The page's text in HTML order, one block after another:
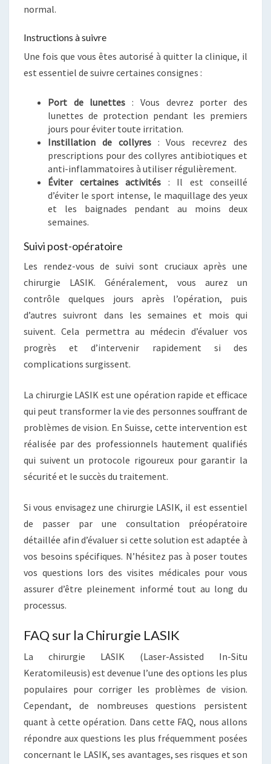
normal.
Instructions à suivre
Une fois que vous êtes autorisé à quitter la clinique, il
est essentiel de suivre certaines consignes :
Port de lunettes : Vous devrez porter des
lunettes de protection pendant les premiers
jours pour éviter toute irritation.
Instillation de collyres: Vous recevrez des
prescriptions pour des collyres antibiotiques et
anti-inflammatoires à utiliser régulièrement.
Éviter certaines activités : Il est conseillé
d’éviter le sport intense, le maquillage des yeux
et les baignades pendant au moins deux
semaines.
Suivi post-opératoire
Les rendez-vous de suivi sont cruciaux après une
chirurgie LASIK. Généralement, vous aurez un
contrôle quelques jours après l’opération, puis
d’autres suivront dans les semaines et mois qui
suivent. Cela permettra au médecin d’évaluer vos
progrès et d’intervenir rapidement si des
complications surgissent.
La chirurgie LASIK est une opération rapide et efficace
qui peut transformer la vie des personnes souffrant de
problèmes de vision. En Suisse, cette intervention est
réalisée par des professionnels hautement qualifiés
qui suivent un protocole rigoureux pour garantir la
sécurité et le succès du traitement.
Si vous envisagez une chirurgie LASIK, il est essentiel
de passer par une consultation préopératoire
détaillée afin d’évaluer si cette solution est adaptée à
vos besoins spécifiques. N’hésitez pas à poser toutes
vos questions lors des visites médicales pour vous
assurer d’être pleinement informé tout au long du
processus.
FAQ sur la Chirurgie LASIK
La chirurgie LASIK (Laser-Assisted In-Situ
Keratomileusis) est devenue l’une des options les plus
populaires pour corriger les problèmes de vision.
Cependant, de nombreuses questions persistent
quant à cette opération. Dans cette FAQ, nous allons
répondre aux questions les plus fréquemment posées
concernant le LASIK, ses avantages, ses risques et son